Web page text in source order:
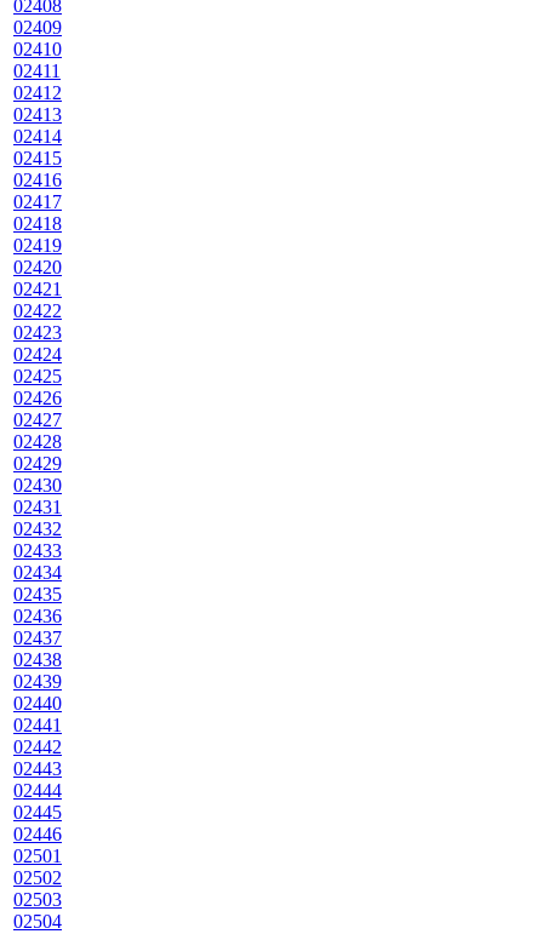
02408
02409
02410
02411
02412
02413
02414
02415
02416
02417
02418
02419
02420
02421
02422
02423
02424
02425
02426
02427
02428
02429
02430
02431
02432
02433
02434
02435
02436
02437
02438
02439
02440
02441
02442
02443
02444
02445
02446
02501
02502
02503
02504